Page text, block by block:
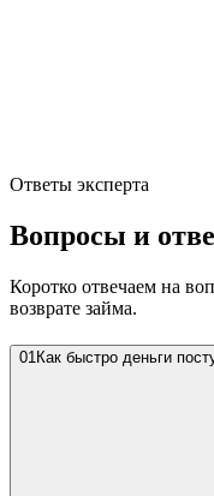
Ответы эксперта
Вопросы и
Коротко отвечаем на
возврате займа.
01 Как быстро деньги